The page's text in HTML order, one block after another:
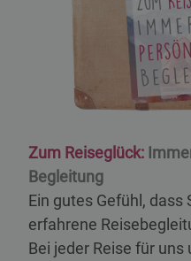
Zum Reiseglück:
Begleitung
Ein gutes Gefühl, dass
erfahrene
Bei jeder Reise für